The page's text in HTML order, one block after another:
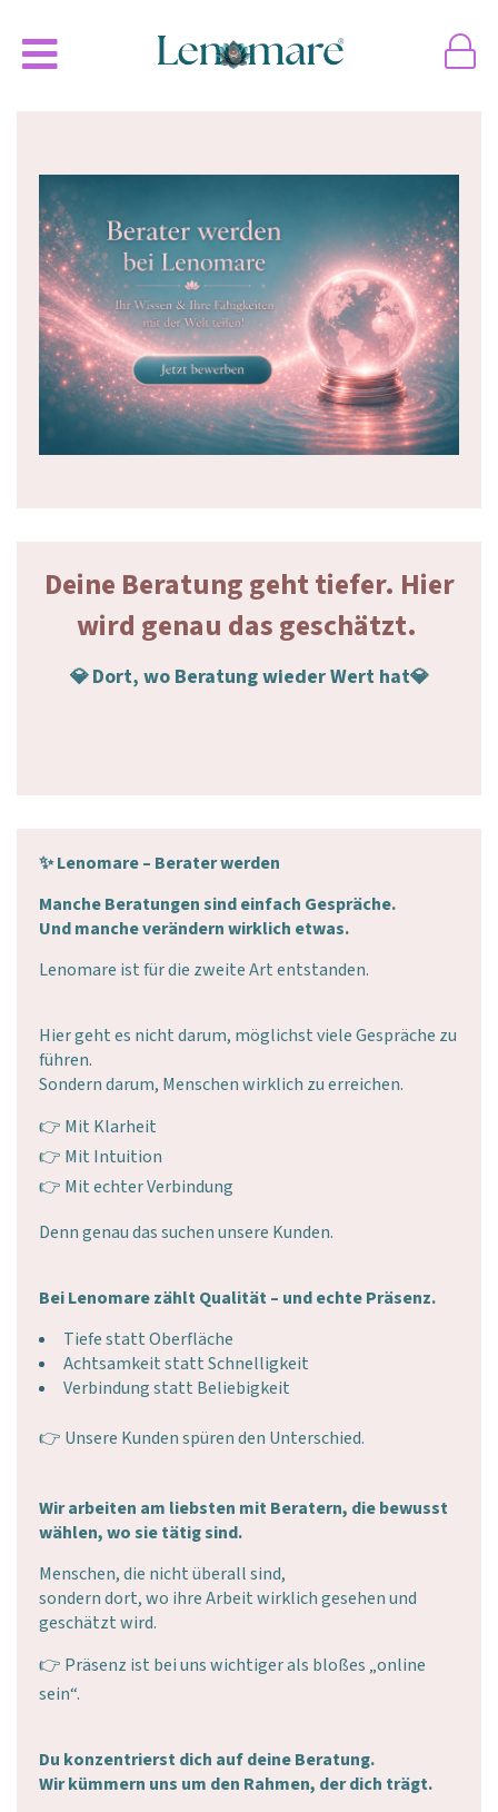
Deine Beratung geht tiefer. Hier
wird genau das geschätzt.
💎Dort, wo Beratung wieder Wert hat💎
✨Lenomare – Berater werden
Manche Beratungen sind einfach Gespräche.
Und manche verändern wirklich etwas.
Lenomare ist für die zweite Art entstanden.
Hier geht es nicht darum, möglichst viele Gespräche zu
führen.
Sondern darum, Menschen wirklich zu erreichen.
👉 Mit Klarheit
👉 Mit Intuition
👉 Mit echter Verbindung
Denn genau das suchen unsere Kunden.
Bei Lenomare zählt Qualität – und echte Präsenz.
Tiefe statt Oberfläche
Achtsamkeit statt Schnelligkeit
Verbindung statt Beliebigkeit
👉 Unsere Kunden spüren den Unterschied.
Wir arbeiten am liebsten mit Beratern, die bewusst
wählen, wo sie tätig sind.
Menschen, die nicht überall sind,
sondern dort, wo ihre Arbeit wirklich gesehen und
geschätzt wird.
👉 Präsenz ist bei uns wichtiger als bloßes „online
sein“.
Du konzentrierst dich auf deine Beratung.
Wir kümmern uns um den Rahmen, der dich trägt.